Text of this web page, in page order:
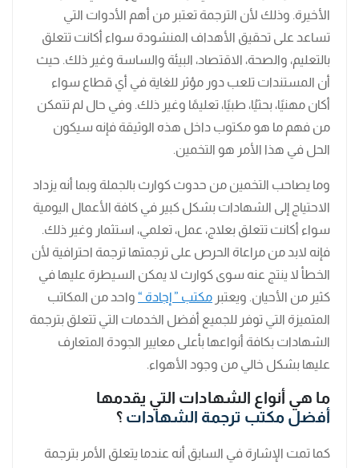
الأخيرة. وذلك لأن الترجمة تعتبر من أهم الأدوات التي
تساعد على تحقيق الأهداف المنشودة سواء أكانت تتعلق
بالتعليم، والصحة، الاقتصاد، البيئة والساسة وغير ذلك. حيث
أن المستندات تلعب دور مؤثر للغاية في أي قطاع سواء
أكان مهنيًا، بحثيُا، طبيًا، تعليمًا وغير ذلك. وفي حال لم تتمكن
من فهم ما هو مكتوب داخل هذه الوثيقة فإنه سيكون
الحل في هذا الأمر هو التخمين.
وما يصاحب التخمين من حدوث كوارث بالجملة وبما أنه يزداد
الاحتياج إلى الشهادات بشكل كبير في كافة الأعمال اليومية
سواء أكانت تتعلق بعلاج، عمل، تعلمي، استثمار وغير ذلك.
فإنه لابد من مراعاة الحرص على ترجمتها ترجمة احترافية لأن
الخطأ لا ينتج عنه سوى كوارث لا يمكن السيطرة عليها في
كثير من الأحيان. ويعتبر مكتب ” إجادة “ واحد من المكاتب
المتميزة التي توفر للجميع أفضل الخدمات التي تتعلق بترجمة
الشهادات بكافة أنواعها بأعلى معايير الجودة المتعارف
عليها بشكل خالي من وجود الأهواء.
ما هي أنواع الشهادات التي يقدمها
أفضل مكتب ترجمة الشهادات ؟
كما تمت الإشارة في السابق أنه عندما يتعلق الأمر بترجمة